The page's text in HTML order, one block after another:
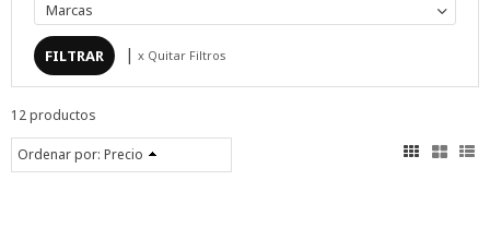
Marcas
| x Quitar Filtros
12 productos
Ordenar por: Precio